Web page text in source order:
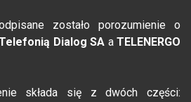
zostało porozumienie o
Dialog SA a TELENERGO
składa się z dwóch części: